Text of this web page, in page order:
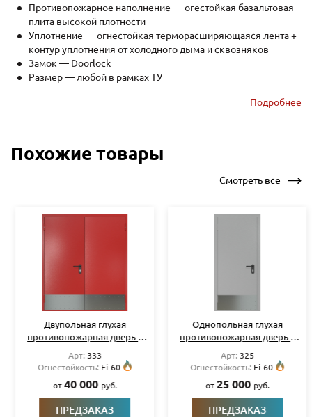
Противопожарное наполнение — огестойкая базальтовая
плита высокой плотности
Уплотнение — огнестойкая терморасширяющаяся лента +
контур уплотнения от холодного дыма и сквозняков
Замок — Doorlock
Размер — любой в рамках ТУ
Подробнее
Похожие товары
Смотреть все
Двупольная глухая
противопожарная дверь с
Арт:333
Огнестойкость:Ei-60
от40 000руб.
ПРЕДЗАКАЗ
Однопольная глухая
противопожарная дверь с
Арт:325
Огнестойкость:Ei-60
от25 000руб.
ПРЕДЗАКАЗ